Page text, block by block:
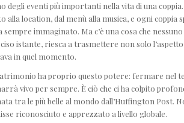
degli eventi più importanti nella vita di una
alla location, dal menù alla musica, e ogni
immaginato. Ma c’è una cosa che
istante, riesca a trasmettere non solo l’aspetto
in quel momento.
ha proprio questo potere: fermare nel
vivo per sempre. È ciò che ci ha colpito
tra le più belle al mondo dall’Huffington Post.
riconosciuto e apprezzato a livello globale.